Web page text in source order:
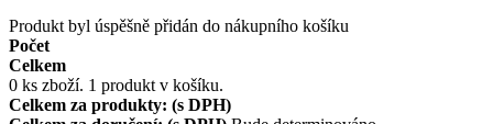
Produkt byl úspěšně přidán do nákupního košíku
Počet
Celkem
0 ks zboží. 1 produkt v košíku.
Celkem za produkty: (s DPH)